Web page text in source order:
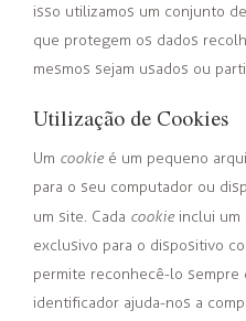
isso utilizamos um conjunto
que protegem os dados
mesmos sejam usados ou
Utilização de Cookies
Um cookieé um pequeno
para o seu computador ou
um site. Cada cookieinclui um
exclusivo para o dispositivo
permite reconhecê-lo sempre
identificador ajuda-nos a